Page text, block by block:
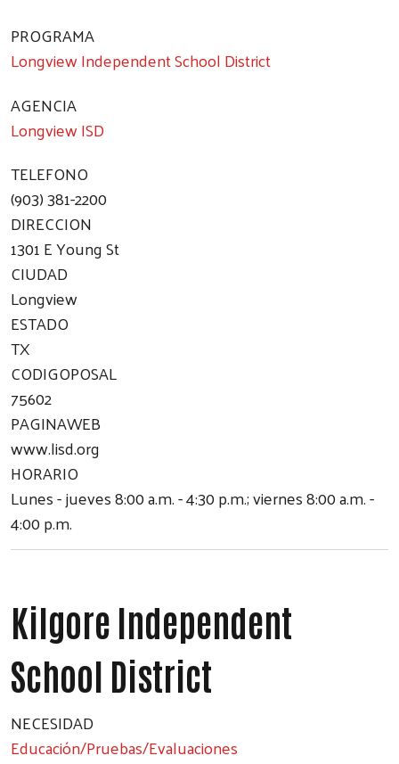
PROGRAMA
Longview Independent School District
AGENCIA
Longview ISD
TELEFONO
(903) 381-2200
DIRECCION
1301 E Young St
CIUDAD
Longview
ESTADO
TX
CODIGOPOSAL
75602
PAGINAWEB
www.lisd.org
HORARIO
Lunes - jueves 8:00 a.m. - 4:30 p.m.; viernes 8:00 a.m. -
4:00 p.m.
Kilgore Independent
School District
NECESIDAD
Educación/Pruebas/Evaluaciones